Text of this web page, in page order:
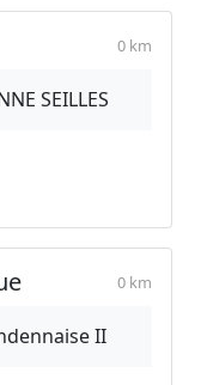
0 km
SEILLES
0 km
II